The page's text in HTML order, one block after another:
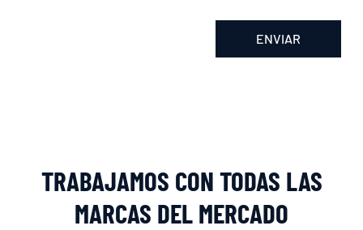
ENVIAR
TRABAJAMOS CON TODAS LAS
MARCAS DEL MERCADO